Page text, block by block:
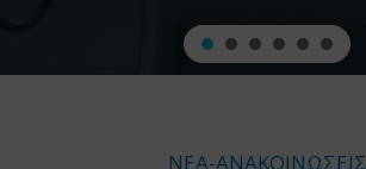
ΝΕΑ-ΑΝΑΚΟΙΝΩΣΕΙΣ